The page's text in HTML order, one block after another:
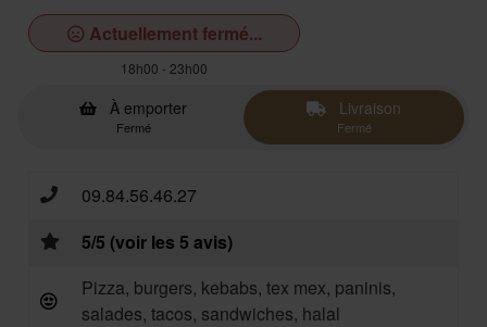
Actuellement fermé...
18h00 - 23h00
À emporter
Fermé
Livraison
Fermé
09.84.56.46.27
5/5 (voir les 5 avis)
Pizza, burgers, kebabs, tex mex, paninis,
salades, tacos, sandwiches, halal